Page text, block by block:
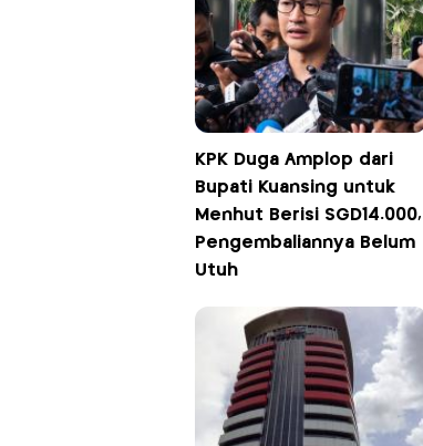
KPK Duga Amplop dari
Bupati Kuansing untuk
Menhut Berisi SGD14.000,
Pengembaliannya Belum
Utuh